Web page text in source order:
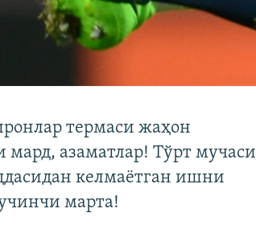
термаси жаҳон
азаматлар! Тўрт мучаси
келмаётган ишни
марта!